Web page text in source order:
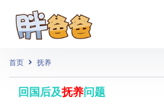
首页 抚养
回国后及抚养问题